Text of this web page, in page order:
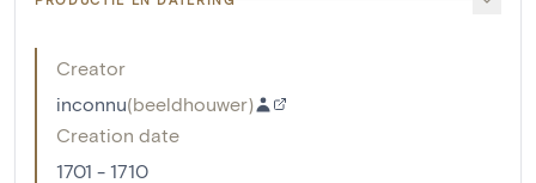
Creator
inconnu(beeldhouwer)
Creation date
1701 - 1710